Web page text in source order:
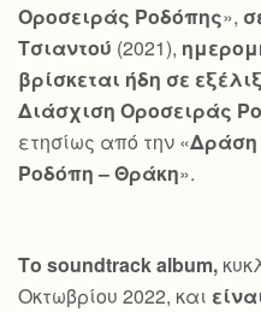
Οροσειράς Ροδόπης»,
Τσιαντού (2021),
βρίσκεται ήδη σε
Διάσχιση Οροσειράς
ετησίως από την «Δράση
Ροδόπη – Θράκη».
Το soundtrackalbum,
Οκτωβρίου 2022, και